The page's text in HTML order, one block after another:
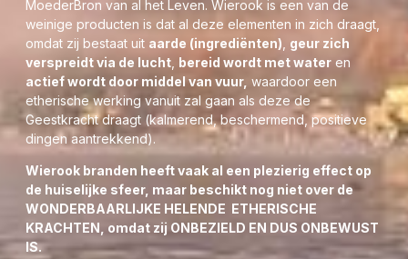
versmelten met de Geur met de Etherische Geestkracht
van de feeërieke ULURU Elfende wereld en onze
LeMUrian Goddess of Nature = de Heilige Moeder Drie
Eenheid van LeMUria o.l.v. Groene Tara
De set bevat 12 korte Wierookstokjes enbranden
ongeveer 15 minuten om haar gewijde geuren te
verspreiden door uw woonhuis of werkruimte, welke
tegelijk ieders lichtlichaam zal doorgronden om te
reinigen en vertrouwt te maken met haar intense helende
fijnbesnaarde inwerking.
Speciaal voor mijn werk heb ik Moeder’s Geuren Wierook
uit India gekozen, omdat zevan een uitstekende kwaliteit
MoederBron van al het Leven. Wierook is een van de
weinige producten is dat al deze elementen in zich draagt,
omdat zij bestaat uit aarde (ingrediënten) geur zich
verspreidt via de lucht bereid wordt met water en
actief wordt door middel van vuur, waardoor een
etherische werking vanuit zal gaan als deze de
Geestkracht draagt (kalmerend, beschermend, positieve
dingen aantrekkend).
Wierook branden heeft vaak al een plezierig effect op
de huiselijke sfeer, maar beschikt nog niet over de
WONDERBAARLIJKE HELENDE ETHERISCHE
KRACHTEN , omdat zij ONBEZIELD EN DUS ONBEWUST
IS.